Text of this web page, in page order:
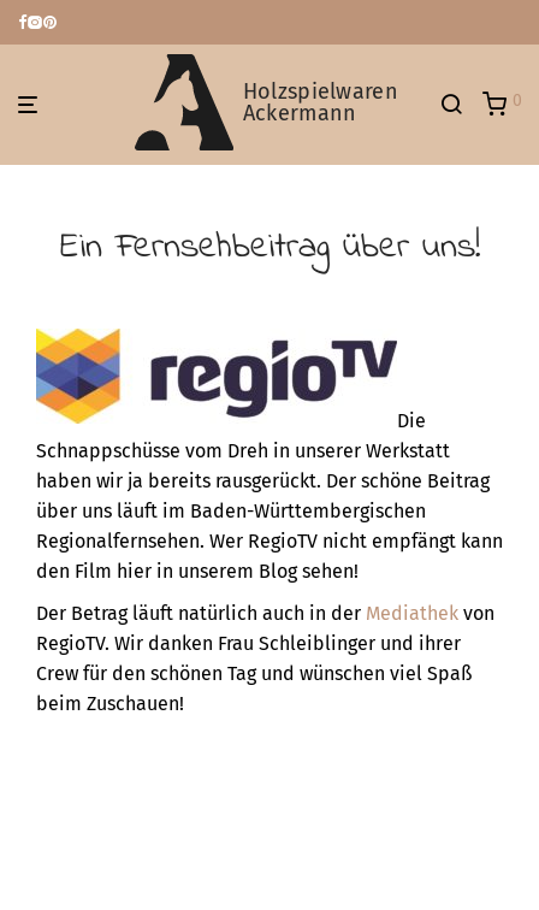
Holzspielwaren
Ackermann
0
Ein Fernsehbeitrag über uns!
Die
Schnappschüsse vom Dreh in unserer Werkstatt
haben wir ja bereits rausgerückt. Der schöne Beitrag
über uns läuft im Baden-Württembergischen
Regionalfernsehen. Wer RegioTV nicht empfängt kann
den Film hier in unserem Blog sehen!
Der Betrag läuft natürlich auch in der Mediathek von
RegioTV. Wir danken Frau Schleiblinger und ihrer
Crew für den schönen Tag und wünschen viel Spaß
beim Zuschauen!